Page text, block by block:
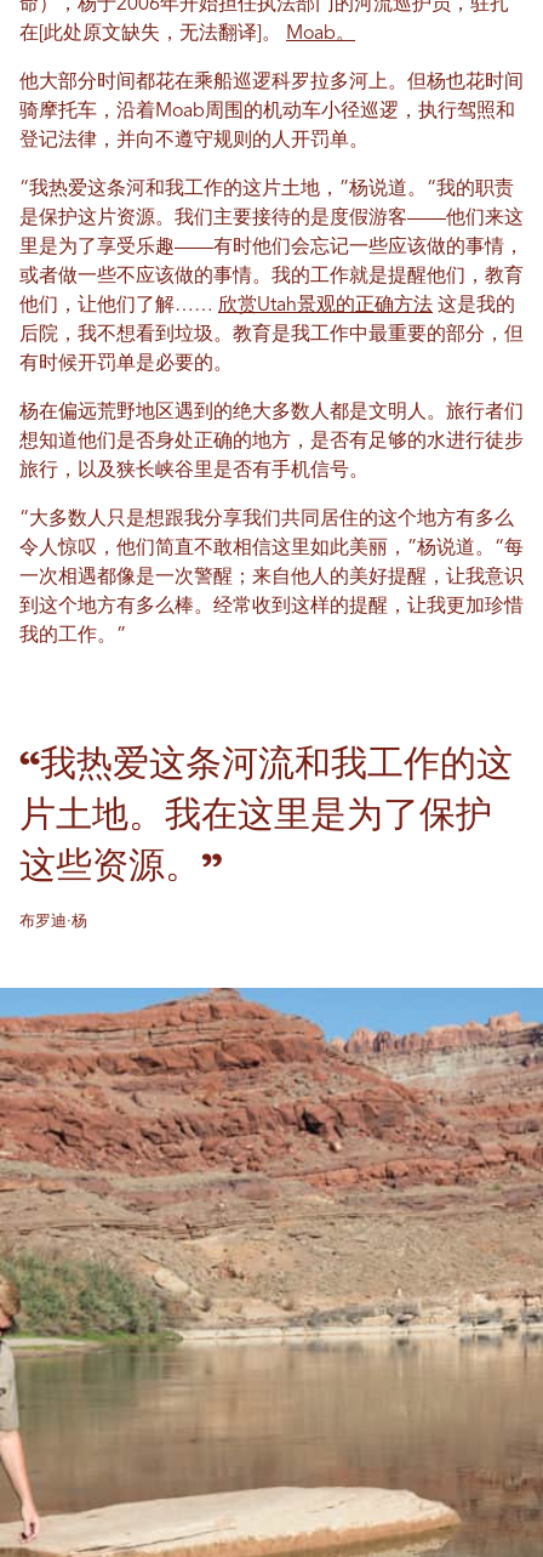
命），杨于2006年开始担任执法部门的河流巡护员，驻扎
在[此处原文缺失，无法翻译]。
Moab。
他大部分时间都花在乘船巡逻科罗拉多河上。但杨也花时间
骑摩托车，沿着Moab周围的机动车小径巡逻，执行驾照和
登记法律，并向不遵守规则的人开罚单。
“我热爱这条河和我工作的这片土地，”杨说道。“我的职责
是保护这片资源。我们主要接待的是度假游客——他们来这
里是为了享受乐趣——有时他们会忘记一些应该做的事情，
或者做一些不应该做的事情。我的工作就是提醒他们，教育
他们，让他们了解…… 欣赏Utah景观的正确方法 这是我的
后院，我不想看到垃圾。教育是我工作中最重要的部分，但
有时候开罚单是必要的。
杨在偏远荒野地区遇到的绝大多数人都是文明人。旅行者们
想知道他们是否身处正确的地方，是否有足够的水进行徒步
旅行，以及狭长峡谷里是否有手机信号。
“大多数人只是想跟我分享我们共同居住的这个地方有多么
令人惊叹，他们简直不敢相信这里如此美丽，”杨说道。“每
一次相遇都像是一次警醒；来自他人的美好提醒，让我意识
到这个地方有多么棒。经常收到这样的提醒，让我更加珍惜
我的工作。”
“我热爱这条河流和我工作的这
片土地。我在这里是为了保护
这些资源。”
布罗迪·杨